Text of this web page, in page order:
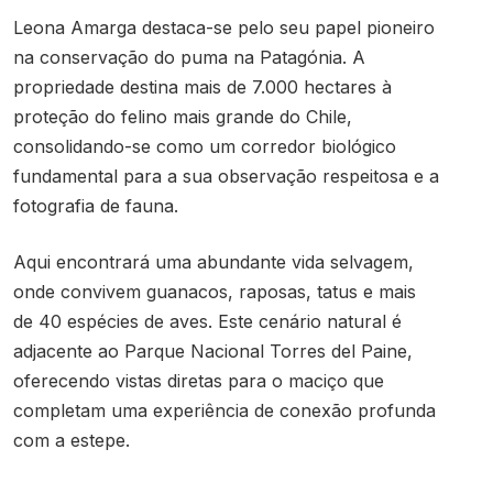
Leona Amarga destaca-se pelo seu papel pioneiro
na conservação do puma na Patagónia. A
propriedade destina mais de 7.000 hectares à
proteção do felino mais grande do Chile,
consolidando-se como um corredor biológico
fundamental para a sua observação respeitosa e a
fotografia de fauna.
Aqui encontrará uma abundante vida selvagem,
onde convivem guanacos, raposas, tatus e mais
de 40 espécies de aves. Este cenário natural é
adjacente ao Parque Nacional Torres del Paine,
oferecendo vistas diretas para o maciço que
completam uma experiência de conexão profunda
com a estepe.